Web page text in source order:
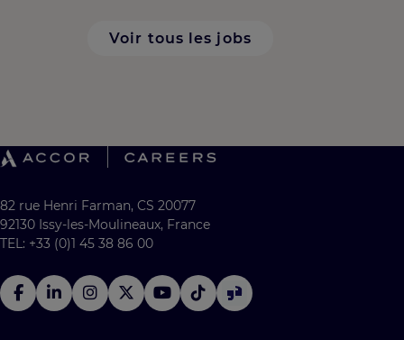
Voir tous les jobs
82 rue Henri Farman, CS 20077
92130 Issy-les-Moulineaux, France
TEL: +33 (0)1 45 38 86 00